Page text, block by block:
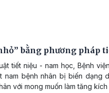
bằng phương pháp
tiết niệu - nam học, Bệnh
nam bệnh nhân bị biến dạng
với mong muốn làm tăng